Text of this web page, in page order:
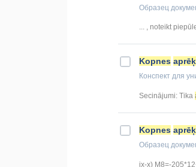
Образец
... , noteikt
Kopnes
Конспект для
Secinājumi: Tika
Kopnes
Образец
ix-x) M8=-